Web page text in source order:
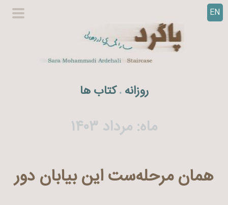
EN
روزانه . کتاب ها
ماه: مرداد ۱۴۰۳
همان مرحله‌ست این بیابان دور